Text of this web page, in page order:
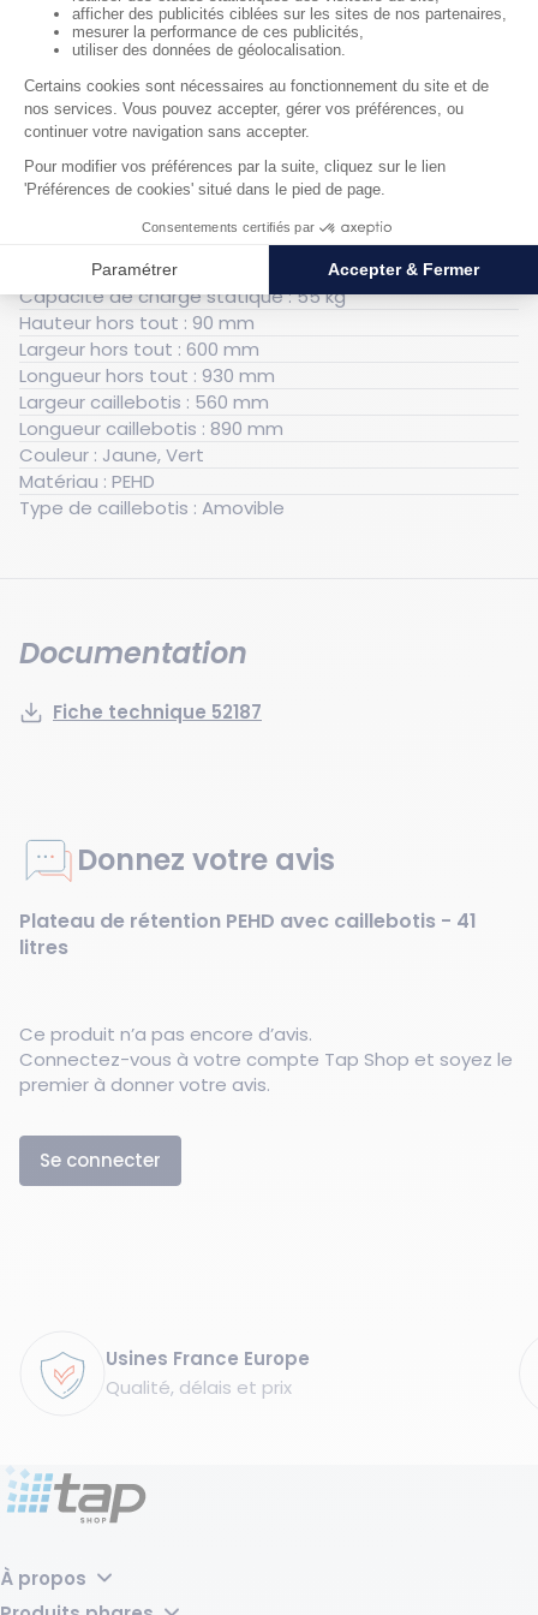
Caractéristiques techniques
Générales
Volume de rétention : 41 l
Capacité de charge statique : 55 kg
Hauteur hors tout : 90 mm
Largeur hors tout : 600 mm
Longueur hors tout : 930 mm
Largeur caillebotis : 560 mm
Longueur caillebotis : 890 mm
Couleur : Jaune, Vert
Matériau : PEHD
Type de caillebotis : Amovible
Documentation
Fiche technique 52187
Donnez votre avis
Plateau de rétention PEHD avec caillebotis - 41
litres
Ce produit n’a pas encore d’avis.
Connectez-vous à votre compte Tap Shop et soyez le
premier à donner votre avis.
Se connecter
Usines France Europe
Qualité, délais et prix
À propos
Pourquoi choisir TAP Shop ?